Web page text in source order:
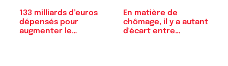
133 milliards d’euros
dépensés pour
augmenter le…
En matière de
chômage, il y a autant
d'écart entre…